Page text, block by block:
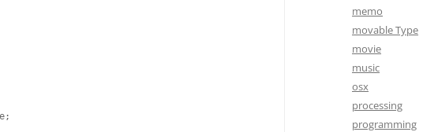
memo
movable Type
movie
music
osx
processing
programming